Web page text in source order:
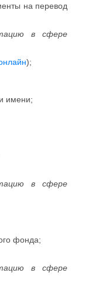
на перевод
в сфере
);
имени;
в сфере
фонда;
в сфере